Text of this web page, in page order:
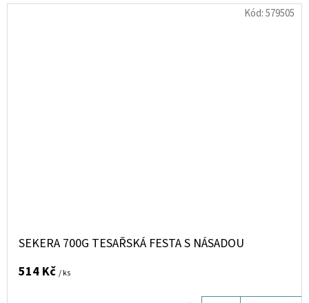
SEKERA 700G TESAŘSKÁ FESTA S NÁSADOU
514 Kč / ks
Kód:579505